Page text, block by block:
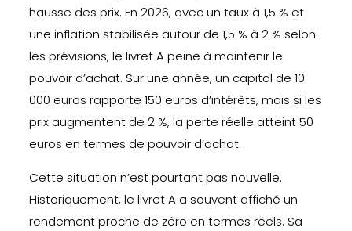
hausse des prix. En 2026, avec un taux à 1,5 % et
une inflation stabilisée autour de 1,5 % à 2 % selon
les prévisions, le livret A peine à maintenir le
pouvoir d’achat. Sur une année, un capital de 10
000 euros rapporte 150 euros d’intérêts, mais si les
prix augmentent de 2 %, la perte réelle atteint 50
euros en termes de pouvoir d’achat.
Cette situation n’est pourtant pas nouvelle.
Historiquement, le livret A a souvent affiché un
rendement proche de zéro en termes réels. Sa